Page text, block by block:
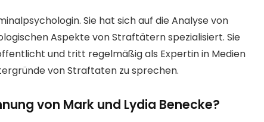
Sie hat sich auf die Analyse von
Aspekte von Straftätern spezialisiert. Sie
und tritt regelmäßig als Expertin in Medien
von Straftaten zu sprechen.
von Mark und Lydia Benecke?